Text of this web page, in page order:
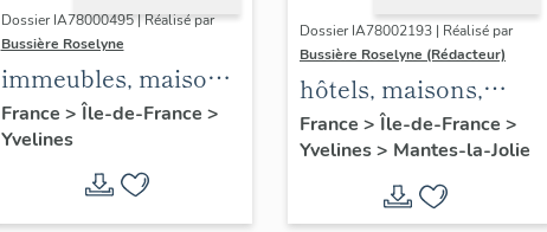
Dossier IA78000495 | Réalisé par
Bussière Roselyne
immeubles, maisons,
fermes
France > Île-de-France >
Yvelines
Dossier IA78002193 | Réalisé par
Bussière Roselyne (Rédacteur)
hôtels, maisons,
immeubles
France > Île-de-France >
Yvelines> Mantes-la-Jolie